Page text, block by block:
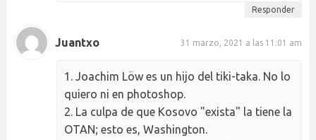
Responder
Juantxo 31 marzo, 2021 a las 11:01 am
1. Joachim Löw es un hijo del tiki-taka. No lo
quiero ni en photoshop.
2. La culpa de que Kosovo "exista" la tiene la
OTAN; esto es, Washington.